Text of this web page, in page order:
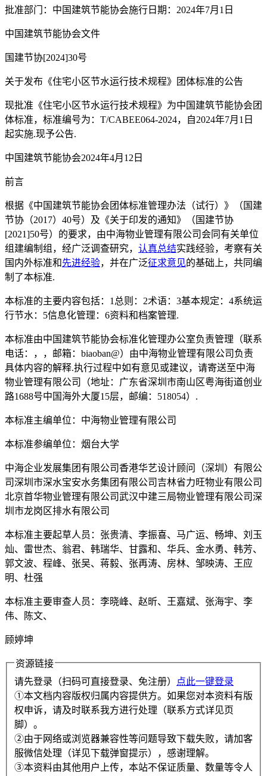
批准部门：中国建筑节能协会施行日期：2024年7月1日
中国建筑节能协会文件
国建节协[2024]30号
关于发布《住宅小区节水运行技术规程》团体标准的公告
现批准《住宅小区节水运行技术规程》为中国建筑节能协会团
体标准，标准编号为：T/CABEE064-2024，自2024年7月1日
起实施.现予公告.
中国建筑节能协会2024年4月12日
前言
根据《中国建筑节能协会团体标准管理办法（试行）》（国建
节协（2017）40号）及《关于印发的通知》（国建节协
[2021]50号）的要求，由中海物业管理有限公司会同有关单位
组建编制组，经广泛调查研究， 认真总结实践经验，考察有关
国内外标准和先进经验，并在广泛征求意见的基础上，共同编
制了本标准.
本标准的主要内容包括：1总则：2术语：3基本规定：4系统运
行节水：5信息化管理：6资料和档案管理.
本标准由中国建筑节能协会标准化管理办公室负责管理（联系
电话：，，邮箱：biaoban@）由中海物业管理有限公司负责
具体内容的解释.执行过程中如有意见或建议，请寄送至中海
物业管理有限公司（地址：广东省深圳市南山区粤海街道创业
路1688号中国海外大厦15层，邮编：518054）.
本标准主编单位：中海物业管理有限公司
本标准参编单位：烟台大学
中海企业发展集团有限公司香港华艺设计顾问（深圳）有限公
司深圳市深水宝安水务集团有限公司吉林省力旺物业有限公司
北京首华物业管理有限公司武汉中建三局物业管理有限公司深
圳市龙岗区排水有限公司
本标准主要起草人员：张贵清、李振喜、马广运、畅坤、刘玉
灿、雷世杰、翁君、韩瑞华、甘露和、华兵、金水勇、韩芳、
郭文波、程峰、张吴、蒋毅、张再涛、房林、邹映涛、王应
明、杜强
本标准主要审查人员：李晓峰、赵昕、王嘉斌、张海宇、李
伟、陈文、
顾婷坤
资源链接
请先登录（扫码可直接登录、免注册）
点此一键登录
①本文档内容版权归属内容提供方。如果您对本资料有版
权申诉，请及时联系我方进行处理（联系方式详见页
脚）。
②由于网络或浏览器兼容性等问题导致下载失败，请加客
服微信处理（详见下载弹窗提示），感谢理解。
③本资料由其他用户上传，本站不保证质量、数量等令人